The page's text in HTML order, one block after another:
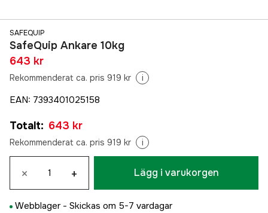
SAFEQUIP
SafeQuip Ankare 10kg
643 kr
Rekommenderat ca. pris 919 kr i
EAN: 7393401025158
Totalt: 643 kr
Rekommenderat ca. pris 919 kr i
× + Lägg i varukorgen
Webblager - Skickas om 5-7 vardagar